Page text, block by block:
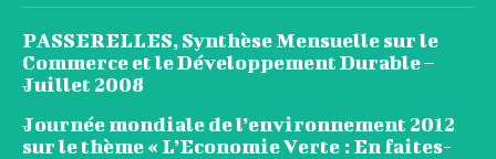
PASSERELLES, Synthèse Mensuelle sur le
Commerce et le Développement Durable –
Juillet 2008
Journée mondiale de l’environnement 2012
sur le thème « L’Economie Verte : En faites-